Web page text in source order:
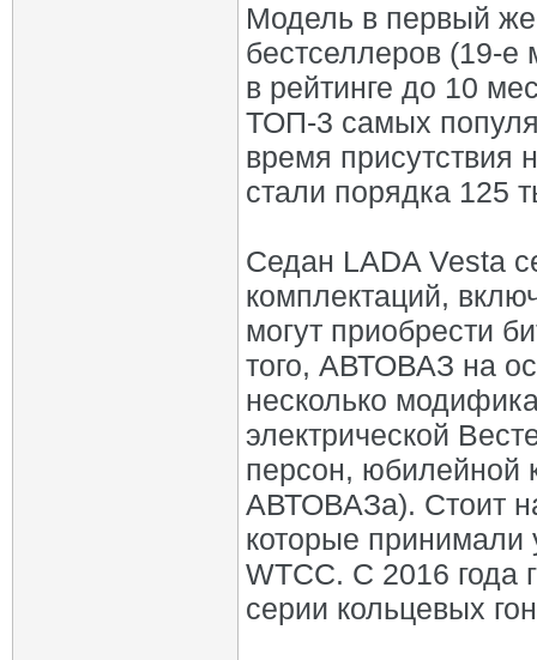
Модель в первый
бестселлеров (19-е
в рейтинге до 10
ТОП-3 самых
время присутствия
стали порядка 125
Седан LADA Vesta
комплектаций,
могут приобрести
того, АВТОВАЗ на
несколько
электрической
персон, юбилейной
АВТОВАЗа). Стоит
которые принимали
WTCC. С 2016 года
серии кольцевых